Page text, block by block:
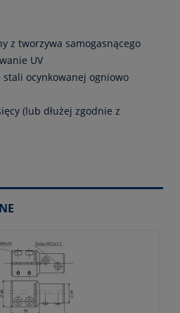
z tworzywa samogasnącego
UV
ocynkowanej ogniowo
(lub dłużej zgodnie z